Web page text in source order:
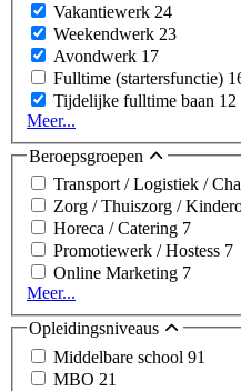
Vakantiewerk 24
Weekendwerk 23
Avondwerk 17
Fulltime (startersfunctie)
Tijdelijke fulltime baan 12
Meer...
Beroepsgroepen
Transport / Logistiek /
Zorg / Thuiszorg /
Horeca / Catering 7
Promotiewerk / Hostess 7
Online Marketing 7
Meer...
Opleidingsniveaus
Middelbare school 91
MBO 21